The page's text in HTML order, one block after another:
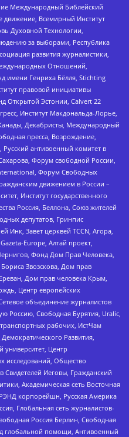
Международный Библейский
движение, Всемирный Институт
Духовной Технологии,
за выборами, Республика
развития журналистики,
Отношений,
Генриха Бёлля, Stichting
правовой инициативы
Открытой Эстонии, Calvert 22
Институт Макдональда-Лорье,
Декабристы, Международный
пресса, Возрождение,
антивоенный комитет в
Форум свободной России,
Форум Свободных
движением в России –
Институт государственного
Россия, Беллона, Союз жителей
депутатов, Гринпис
Завет церквей TCCN, Агора,
Europe, Алтай проект,
Фонд Дом Прав Человека,
Звозскова, Дом прав
Дом прав человека Крым,
Центр европейских
объединение журналистов
Россию, Свободная Бурятия, Uralic,
рабочих, ИстЧам
Развития,
университет, Центр
исследований, Общество
Иеговы, Гражданский
Академическая сеть Восточная
корпорейшн, Русская Америка
Глобальная сеть журналистов-
Россия Берлин, Свободная
глобальной помощи, Антивоенный